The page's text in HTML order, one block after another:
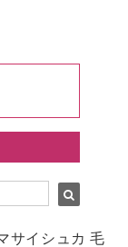
サイシュカ 毛